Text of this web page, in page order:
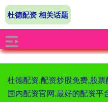
杜德配资,配资炒股免费,股
国内配资官网,最好的配资平
杜德配资 相关话题